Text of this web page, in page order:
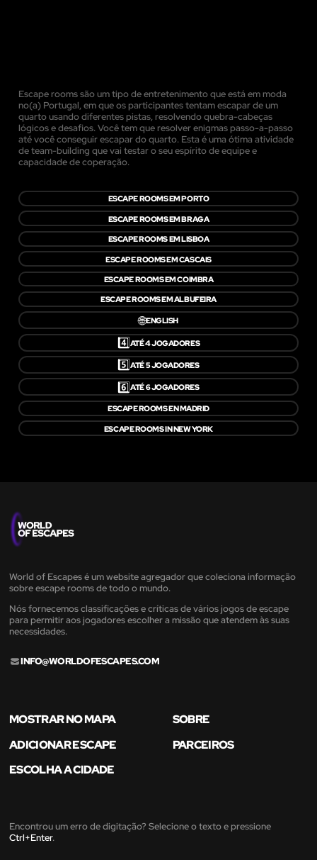
Escape rooms são um tipo de entretenimento que está em moda
no(a) Portugal, em que os participantes tentam escapar de um
quarto usando diferentes pistas, resolvendo quebra-cabeças
lógicos e desafios. Você tem que resolver enigmas passo-a-passo
até você conseguir escapar do quarto. Esta é uma ótima atividade
de team-building que vai testar o seu espírito de equipe e
capacidade de coperação.
ESCAPE ROOMS EM PORTO
ESCAPE ROOMS EM BRAGA
ESCAPE ROOMS EM LISBOA
ESCAPE ROOMS EM CASCAIS
ESCAPE ROOMS EM COIMBRA
ESCAPE ROOMS EM ALBUFEIRA
🌐ENGLISH
4️⃣ATÉ 4 JOGADORES
5️⃣ATÉ 5 JOGADORES
6️⃣ATÉ 6 JOGADORES
ESCAPE ROOMS EN MADRID
ESCAPE ROOMS IN NEW YORK
World of Escapes é um website agregador que coleciona informação
sobre escape rooms de todo o mundo.
Nós fornecemos classificações e críticas de vários jogos de escape
para permitir aos jogadores escolher a missão que atendem às suas
necessidades.
INFO@WORLDOFESCAPES.COM
MOSTRAR NO MAPA
SOBRE
ADICIONAR ESCAPE
PARCEIROS
ESCOLHA A CIDADE
Encontrou um erro de digitação? Selecione o texto e pressione
Ctrl+Enter.